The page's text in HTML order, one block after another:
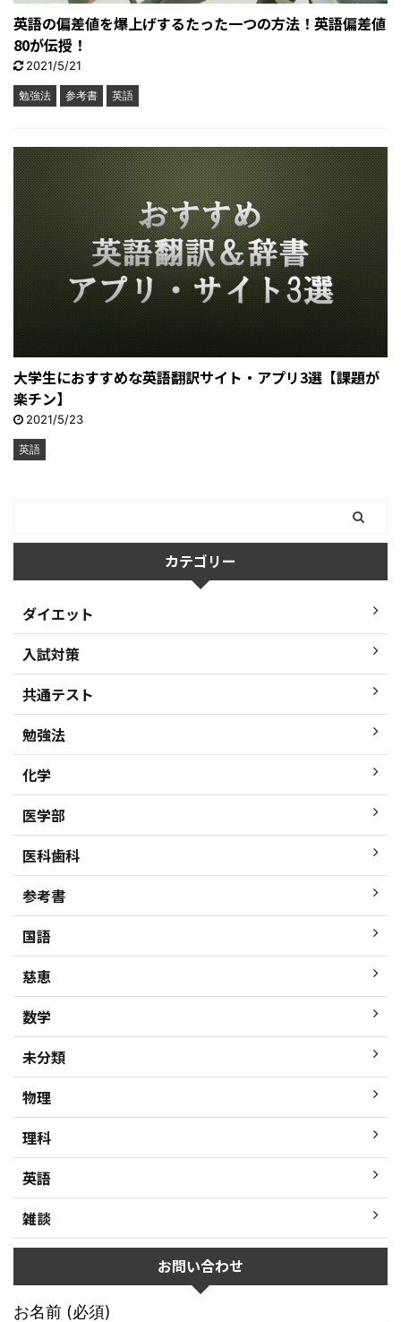
英語の偏差値を爆上げするたった一つの方法！英語偏差値
80が伝授！
2021/5/21
勉強法 参考書 英語
大学生におすすめな英語翻訳サイト・アプリ3選【課題が
楽チン】
2021/5/23
英語
カテゴリー
ダイエット
入試対策
共通テスト
勉強法
化学
医学部
医科歯科
参考書
国語
慈恵
数学
未分類
物理
理科
英語
雑談
お問い合わせ
お名前 (必須)